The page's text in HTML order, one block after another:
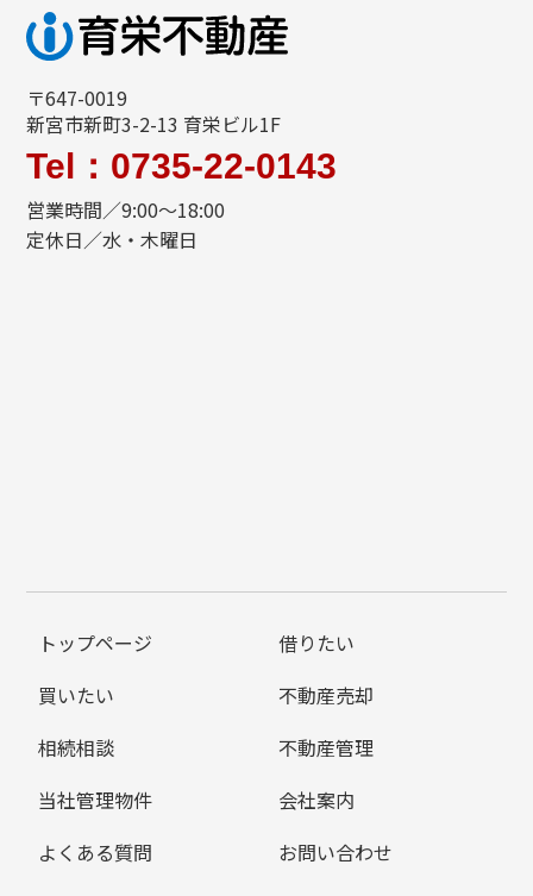
〒647-0019
新宮市新町3-2-13 育栄ビル1F
Tel：0735-22-0143
営業時間／9:00～18:00
定休日／水・木曜日
トップページ
借りたい
買いたい
不動産売却
相続相談
不動産管理
当社管理物件
会社案内
よくある質問
お問い合わせ